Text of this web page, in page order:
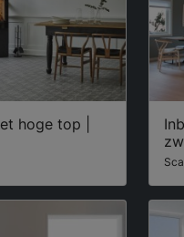
hoge top |